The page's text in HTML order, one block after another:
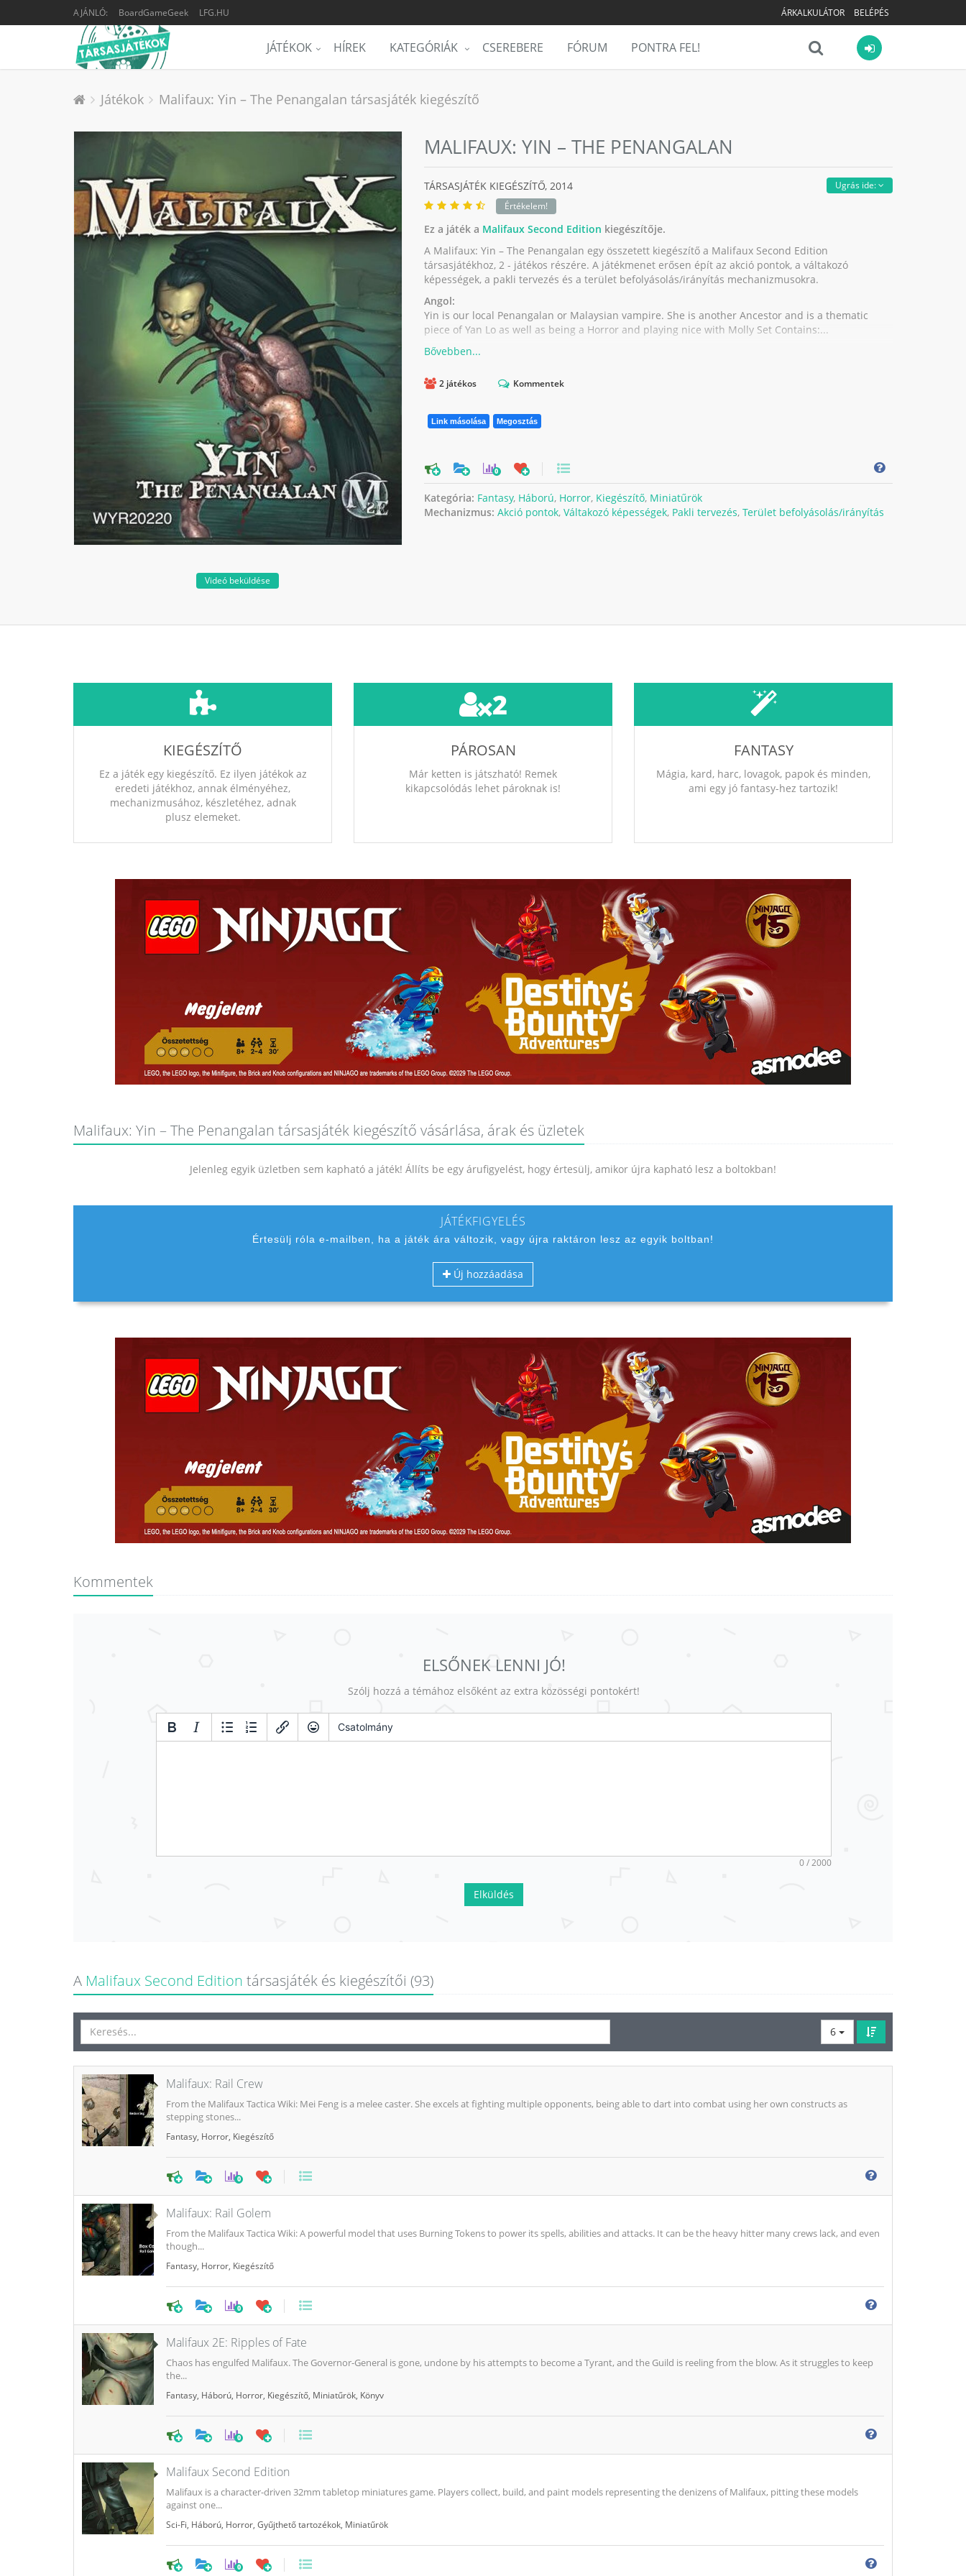
AJÁNLÓ: BoardGameGeek LFG.HU ÁRKALKULÁTOR BELÉPÉS
JÁTÉKOK HÍREK KATEGÓRIÁK CSEREBERE FÓRUM PONTRA FEL!
Játékok Malifaux: Yin – The Penangalan társasjáték kiegészítő
Videó beküldése
MALIFAUX: YIN – THE PENANGALAN
Ugrás ide:
TÁRSASJÁTÉK KIEGÉSZÍTŐ, 2014
Értékelem!
Ez a játék a Malifaux Second Edition kiegészítője.
A Malifaux: Yin – The Penangalan egy összetett kiegészítő a Malifaux Second Edition
társasjátékhoz, 2 - játékos részére. A játékmenet erősen épít az akció pontok, a váltakozó
képességek, a pakli tervezés és a terület befolyásolás/irányítás mechanizmusokra.
Angol:
Yin is our local Penangalan or Malaysian vampire. She is another Ancestor and is a thematic
piece of Yan Lo as well as being a Horror and playing nice with Molly Set Contains:...
2 játékos Kommentek
Link másolása Megosztás
0
Kategória: Fantasy, Háború, Horror, Kiegészítő, Miniatűrök
Mechanizmus: Akció pontok, Váltakozó képességek, Pakli tervezés, Terület befolyásolás/irányítás
KIEGÉSZÍTŐ
Ez a játék egy kiegészítő. Ez ilyen játékok az
eredeti játékhoz, annak élményéhez,
mechanizmusához, készletéhez, adnak
plusz elemeket.
2
PÁROSAN
Már ketten is játszható! Remek
kikapcsolódás lehet pároknak is!
FANTASY
Mágia, kard, harc, lovagok, papok és minden,
ami egy jó fantasy-hez tartozik!
Malifaux: Yin – The Penangalan társasjáték kiegészítő vásárlása, árak és üzletek
Jelenleg egyik üzletben sem kapható a játék! Állíts be egy árufigyelést, hogy értesülj, amikor újra kapható lesz a boltokban!
JÁTÉKFIGYELÉS
Értesülj róla e-mailben, ha a játék ára változik, vagy újra raktáron lesz az egyik boltban!
Új hozzáadása
Kommentek
ELSŐNEK LENNI JÓ!
Szólj hozzá a témához elsőként az extra közösségi pontokért!
Csatolmány
0 / 2000
Elküldés
A Malifaux Second Edition társasjáték és kiegészítői (93)
6
Malifaux: Rail Crew
From the Malifaux Tactica Wiki: Mei Feng is a melee caster. She excels at fighting multiple opponents, being able to dart into combat using her own constructs as
stepping stones...
Fantasy Horror Kiegészítő
0
Malifaux: Rail Golem
From the Malifaux Tactica Wiki: A powerful model that uses Burning Tokens to power its spells, abilities and attacks. It can be the heavy hitter many crews lack, and even
though...
Fantasy Horror Kiegészítő
0
Malifaux 2E: Ripples of Fate
Chaos has engulfed Malifaux. The Governor-General is gone, undone by his attempts to become a Tyrant, and the Guild is reeling from the blow. As it struggles to keep
the...
Fantasy Háború Horror Kiegészítő Miniatűrök Könyv
0
Malifaux Second Edition
Malifaux is a character-driven 32mm tabletop miniatures game. Players collect, build, and paint models representing the denizens of Malifaux, pitting these models
against one...
Sci-Fi Háború Horror Gyűjthető tartozékok Miniatűrök
0